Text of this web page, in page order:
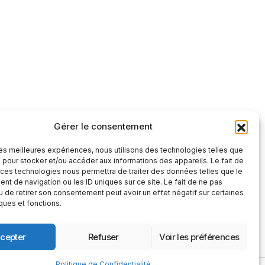
Gérer le consentement
meilleures expériences, nous utilisons des technologies telles que
stocker et/ou accéder aux informations des appareils. Le fait de
technologies nous permettra de traiter des données telles que le
de navigation ou les ID uniques sur ce site. Le fait de ne pas
de retirer son consentement peut avoir un effet négatif sur certaines
et fonctions.
Refuser Voir les préférences
S'abonner
S'abonner
vous confirmez que vous avez lu et
confidentialité et nosconditions